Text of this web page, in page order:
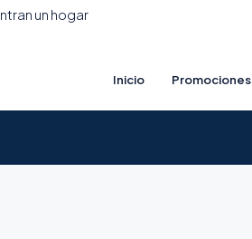
un hogar
Inicio Promociones